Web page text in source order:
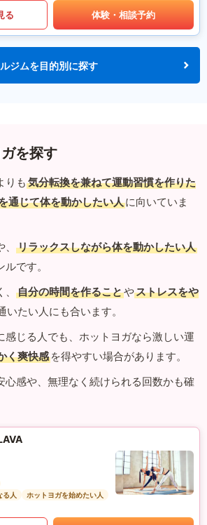
る 体験・相談予約
ジムを目的別に探す
を探す
りも 気分転換を兼ねて運動習慣を作りた
通じて体を動かしたい人に向いていま
リラックスしながら体を動かしたい人
です。
自分の時間を作ることやストレスをや
いたい人にも合います。
感じる人でも、ホットヨガなら激しい運
く爽快感 を得やすい場合があります。
心感や、無理なく続けられる回数かも確
る人
ホットヨガを始めたい人